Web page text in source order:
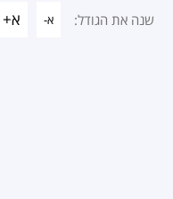
שנה את הגודל: א- א+